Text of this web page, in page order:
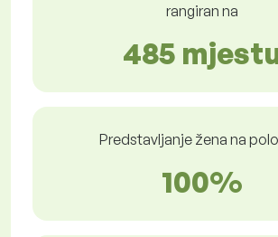
rangiran na
485
Predstavljanje žena na
100%